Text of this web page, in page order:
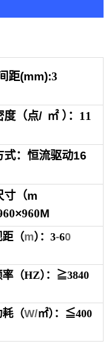
距(mm):3
度（点/ ㎡ ） ： 11
式：恒流驱动16
寸（m
×960M
距（m） ： 3-60
率（HZ） ： ≧3840
耗（W/㎡） ： ≦400